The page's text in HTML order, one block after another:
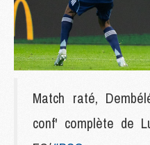
Match raté,
conf' complète de